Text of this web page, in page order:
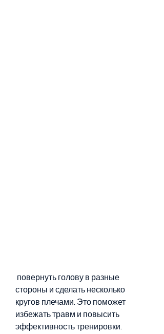
стороны и сделать несколько
кругов плечами. Это поможет
избежать травм и повысить
эффективность тренировки.